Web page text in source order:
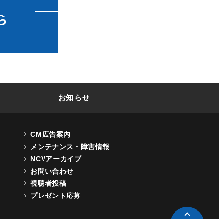
お知らせ
CM広告案内
メンテナンス・障害情報
NCVアーカイブ
お問い合わせ
視聴者投稿
プレゼント応募